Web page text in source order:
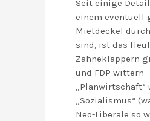
Seit einige
einem eventuell
Mietdeckel
sind, ist das
Zähneklappern
und FDP wittern
„Planwirtschaft“
„Sozialismus“
Neo-Liberale so